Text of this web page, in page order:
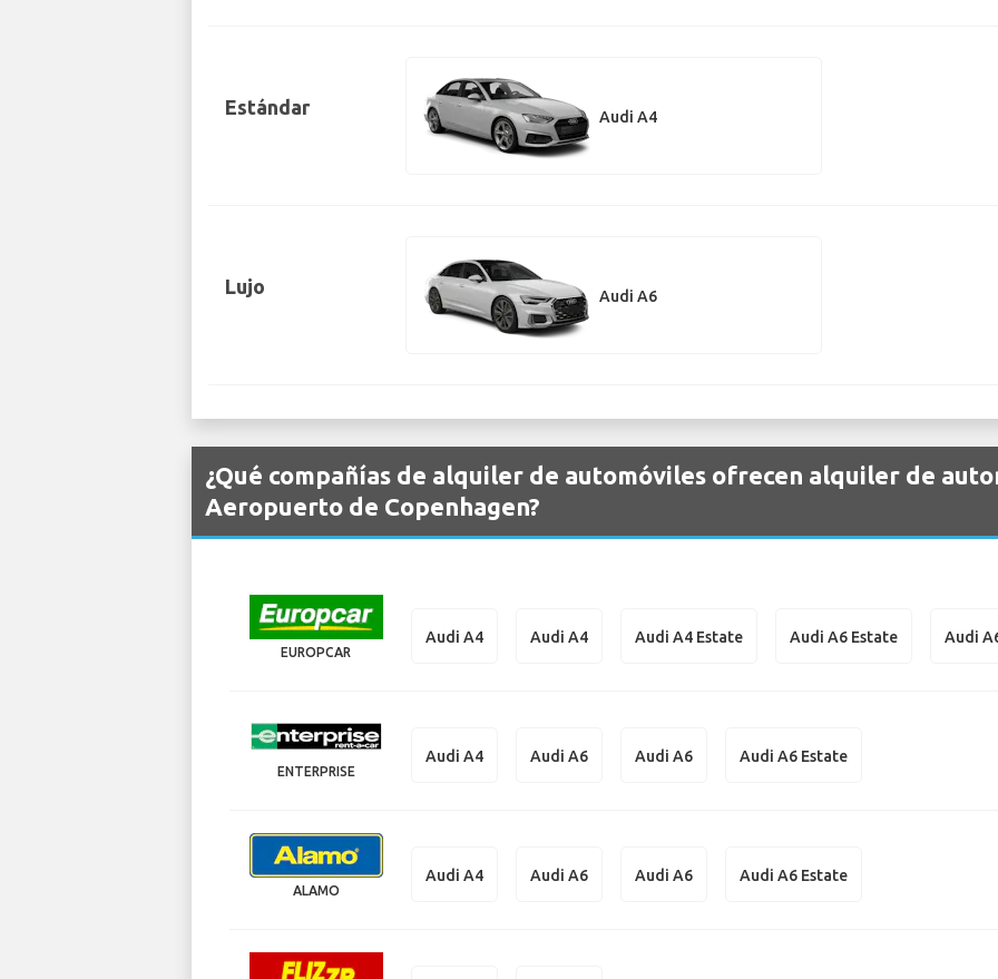
Estándar Audi A4
Lujo Audi A6
¿Qué compañías de alquiler de automóviles ofrecen alquiler de
Aeropuerto de Copenhagen?
EUROPCAR
Audi A4 Audi A4 Audi A4 Estate Audi A6 Estate Audi
ENTERPRISE
Audi A4 Audi A6 Audi A6 Audi A6 Estate
ALAMO
Audi A4 Audi A6 Audi A6 Audi A6 Estate